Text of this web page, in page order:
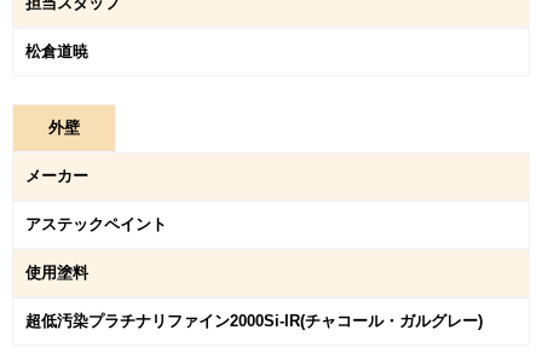
松倉道暁
外壁
メーカー
アステックペイント
使用塗料
超低汚染プラチナリファイン2000Si-IR(チャコール・ガルグレー)